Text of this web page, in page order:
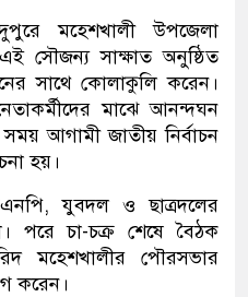
মহেশখালী উপজেলা
সৌজন্য সাক্ষাত অনুষ্ঠিত
সাথে কোলাকুলি করেন।
মাঝে আনন্দঘন
আগামী জাতীয় নির্বাচন
হয়।
যুবদল ও ছাত্রদলের
পরে চা-চক্র শেষে বৈঠক
মহেশখালীর পৌরসভার
করেন।